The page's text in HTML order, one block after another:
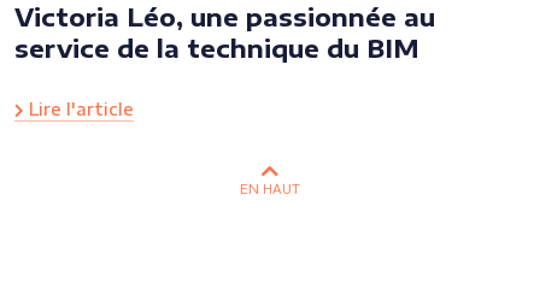
Victoria Léo, une passionnée au
service de la technique du BIM
Lire l'article
EN HAUT